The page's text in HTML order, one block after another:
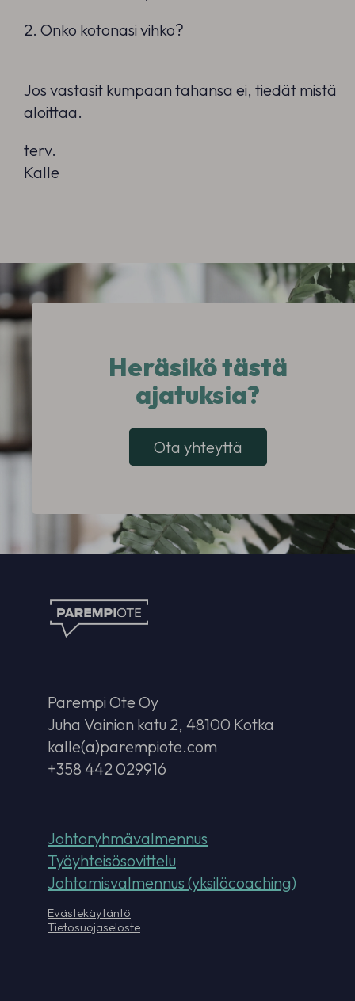
2. Onko kotonasi vihko?
Jos vastasit kumpaan tahansa ei, tiedät mistä
aloittaa.
terv.
Kalle
Heräsikö tästä
ajatuksia?
Ota yhteyttä
Parempi Ote Oy
Juha Vainion katu 2, 48100 Kotka
kalle(a)parempiote.com
+358 442 029916
Johtoryhmävalmennus
Työyhteisösovittelu
Johtamisvalmennus (yksilöcoaching)
Evästekäytäntö
Tietosuojaseloste